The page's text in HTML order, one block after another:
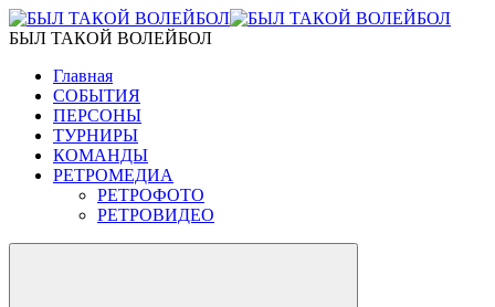
БЫЛ ТАКОЙ ВОЛЕЙБОЛ
Главная
СОБЫТИЯ
ПЕРСОНЫ
ТУРНИРЫ
КОМАНДЫ
РЕТРОМЕДИА
РЕТРОФОТО
РЕТРОВИДЕО